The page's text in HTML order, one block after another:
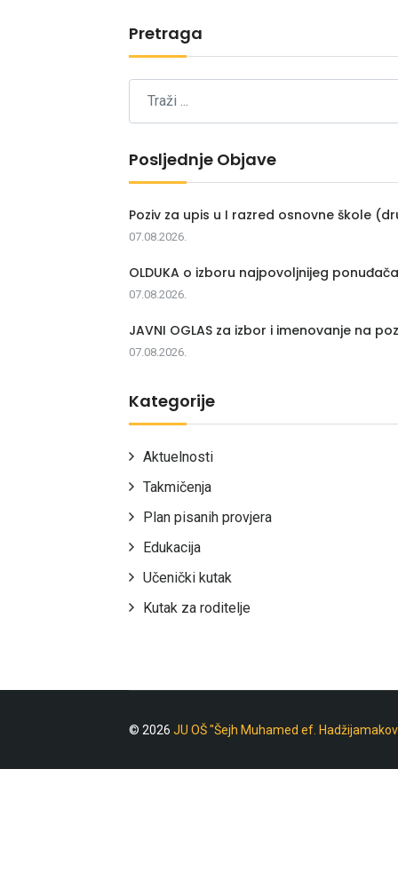
Pretraga
Posljednje Objave
Poziv za upis u I razred osnovne škole
07.08.2026.
OLDUKA o izboru najpovoljnijeg
07.08.2026.
JAVNI OGLAS za izbor i imenovanje na
07.08.2026.
Kategorije
Aktuelnosti
Takmičenja
Plan pisanih provjera
Edukacija
Učenički kutak
Kutak za roditelje
© 2026 JU OŠ "Šejh Muhamed ef.